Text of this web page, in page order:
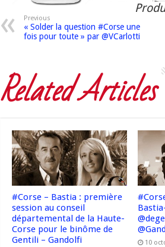
Previous
« Solder la question #Corse une
fois pour toute » par @VCarlotti
Related Articles
#Corse – Bastia : première
session au conseil
départemental de la Haute-
Corse pour le binôme de
Gentili – Gandolfi
10